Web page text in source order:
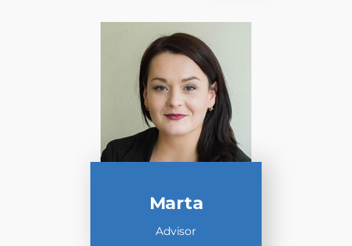
Marta
Advisor